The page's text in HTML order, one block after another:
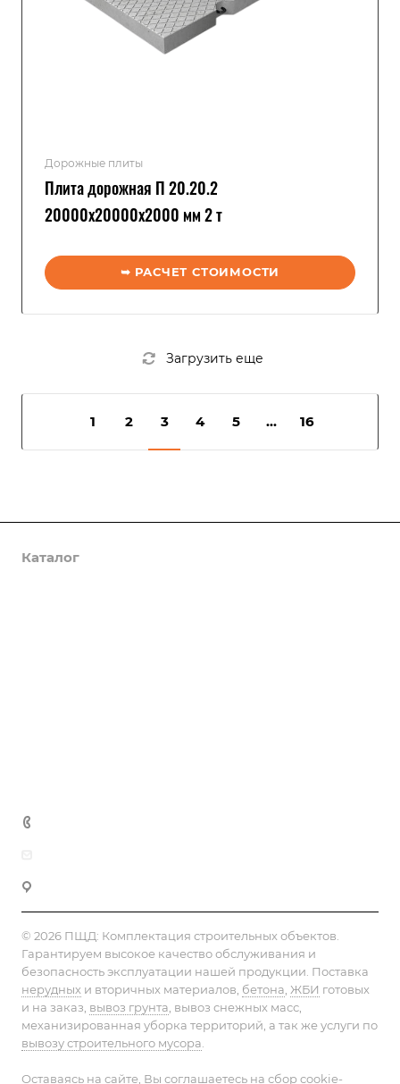
Дорожные плиты
Плита дорожная П 20.20.2
20000x20000x2000 мм 2 т
➥ РАСЧЕТ СТОИМОСТИ
Загрузить еще
1 2 3 4 5 ... 16
Каталог
© 2026 ПЩД: Комплектация строительных объектов
Гарантируем высокое качество обслуживания и
безопасность эксплуатации нашей продукции. Поставка
нерудных и вторичных материалов, бетона ЖБИ готовых
и на заказ, вывоз грунта , вывоз снежных масс,
механизированная уборка территорий, а так же услуги по
вывозу строительного мусора
Оставаясь на сайте, Вы соглашаетесь на сбор cookie-